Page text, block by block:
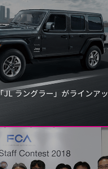
ラングラー」がラインアッ